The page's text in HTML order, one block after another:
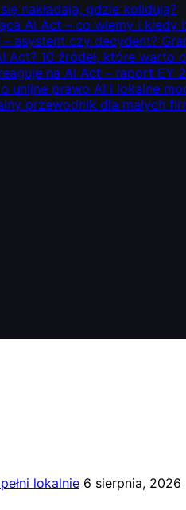
nakładają, gdzie kolidują?
AI Act – co wiemy i kiedy
asystent czy decydent?
Act? 10 źródeł, które warto
na AI Act – raport EY
unijne prawo AI i lokalne
przewodnik dla małych
lokalnie 6 sierpnia, 2026